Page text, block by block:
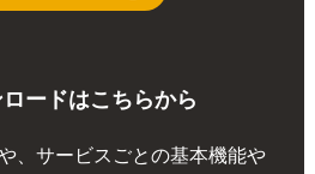
ードはこちらから
、サービスごとの基本機能や